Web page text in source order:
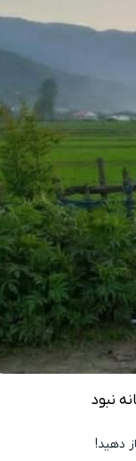
نبود
دهید!